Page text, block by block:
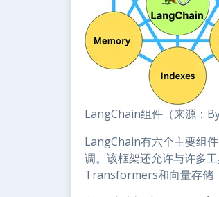
LangChain组件（来源：
LangChain有六个主要组
调。该框架还允许与许多
Transformers和向量存储